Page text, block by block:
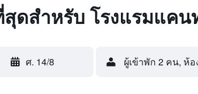
ดสำหรับ โรงแรมแคน
ศ. 14/8 ผู้เข้าพัก 2 คน, ห้อ